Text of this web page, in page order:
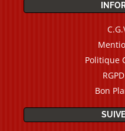
Politique
Bon